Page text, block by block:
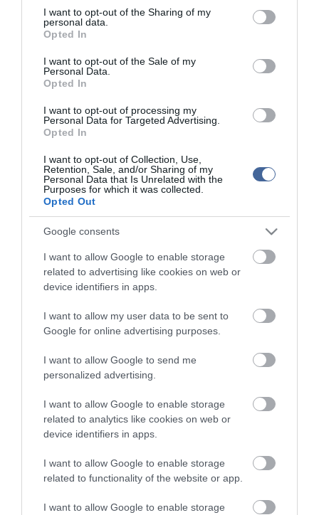
not limited to your visit or usage behaviour. You may click to
grant or deny consent to Google and its third-party tags to
use your data for below specified purposes in below Google
consent section.
I want to opt-out of the Sharing of my
personal data.
Opted In
I want to opt-out of the Sale of my
Personal Data.
Opted In
I want to opt-out of processing my
Personal Data for Targeted Advertising.
Opted In
I want to opt-out of Collection, Use,
Retention, Sale, and/or Sharing of my
Personal Data that Is Unrelated with the
Purposes for which it was collected.
Opted Out
Google consents
I want to allow Google to enable storage
related to advertising like cookies on web or
device identifiers in apps.
I want to allow my user data to be sent to
Google for online advertising purposes.
I want to allow Google to send me
personalized advertising.
I want to allow Google to enable storage
related to analytics like cookies on web or
device identifiers in apps.
I want to allow Google to enable storage
related to functionality of the website or app.
I want to allow Google to enable storage
Árokba borult autójával egy rendőrök elől menekülő csempész
Szabolcsban
Megkötött a beton Miskolcnál?
Borult a teherautó, folyik a beton és a gázolaj
Figyelem! A cikkhez hozzáfűzött hozzászólások nem a
network nézeteit
tükrözik. A szerkesztőség mindössze a hírek publikációjával foglalkozik, a
kommenteket nem tudja befolyásolni - azok az olvasók személyes véleményét
Kérjük, kulturáltan, mások személyiségi jogainak és jó hírnevének tiszteletben
tartásával kommenteljenek!
ma.hu legfrissebb hírei:
Saját életét is kockára tette a magyar erdész, hogy
Második világháborús MG-42 géppuskát emeltek ki a
Dunából - a rendőrség lefoglalta
A Miniszterelnökség felmondta a Lounge Eventtel kötött
Újabb két gyanúsítottat fogtak el a 600 milliós
ingatlanmaffia ügyében
Magyar Péter: Tízéves mélypontra csökkent az infláció